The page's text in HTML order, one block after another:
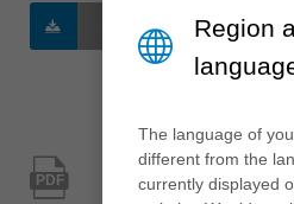
DOWNLOADEN(6 MB/
PDF
Leitz Lexikon
Region
The language of
different from the
currently displayed